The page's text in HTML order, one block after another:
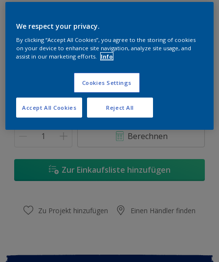
Farbe ändern
Menge Wieviel Farbe wird benötigt?
Berechnen
Zur Einkaufsliste hinzufügen
Zu Projekt hinzufügen Einen Händler finden
We respect your privacy.
By clicking “Accept All Cookies”, you agree to the storing of cookies
on your device to enhance site navigation, analyze site usage, and
assist in our marketing efforts.
Info
Cookies Settings
Reject All
Accept All Cookies